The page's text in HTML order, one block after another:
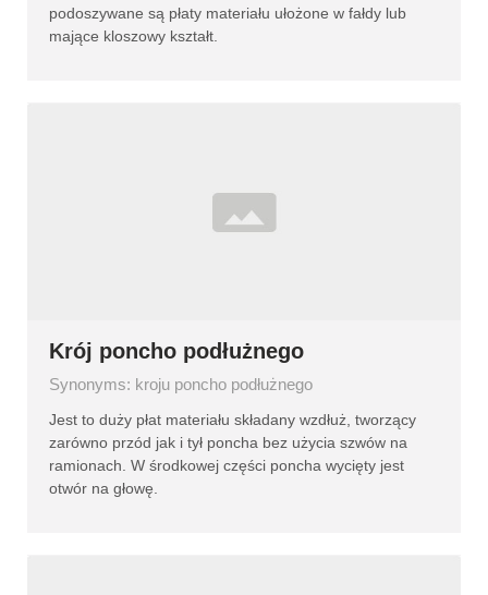
podoszywane są płaty materiału ułożone w fałdy lub
mające kloszowy kształt.
Krój poncho podłużnego
Synonyms: kroju poncho podłużnego
Jest to duży płat materiału składany wzdłuż, tworzący
zarówno przód jak i tył poncha bez użycia szwów na
ramionach. W środkowej części poncha wycięty jest
otwór na głowę.